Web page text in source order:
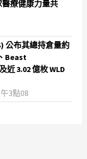
醫療健康力量共
公布其總持倉量約
Beast
近 3.02 億枚 WLD
3點08